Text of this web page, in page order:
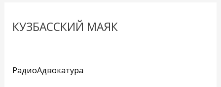
КУЗБАССКИЙ МАЯК
РадиоАдвокатура